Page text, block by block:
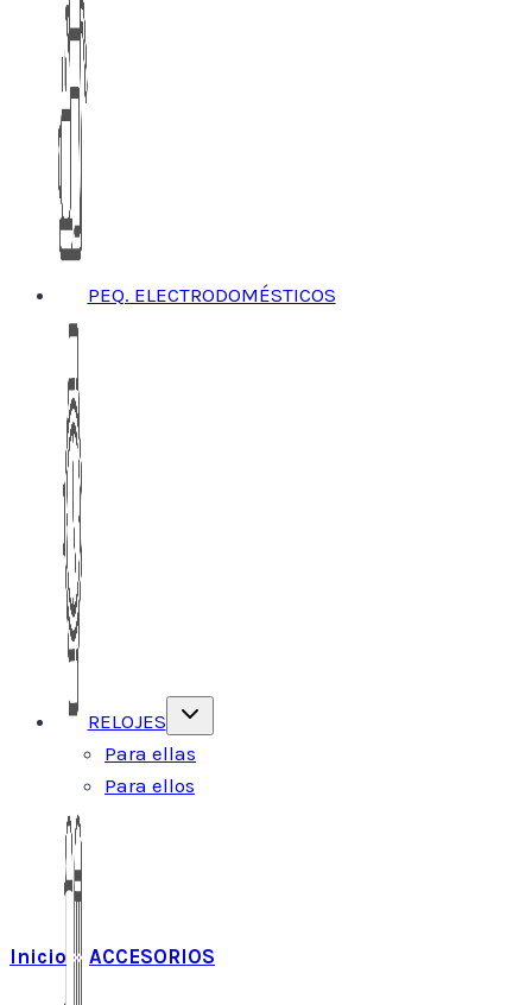
Inicio » ACCESORIOS
PEQ. ELECTRODOMÉSTICOS
RELOJES
Alternar
Para ellas
Para ellos